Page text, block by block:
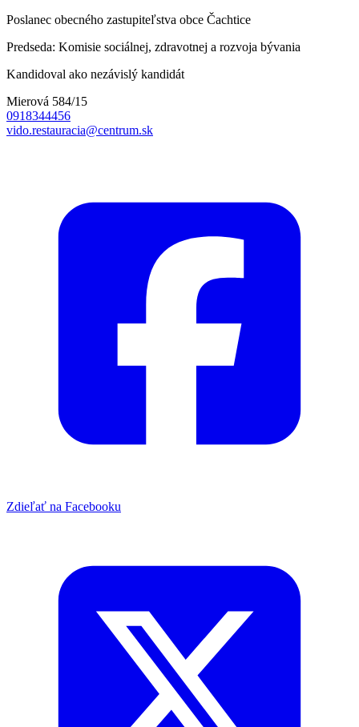
Poslanec obecného zastupiteľstva obce Čachtice
Predseda: Komisie sociálnej, zdravotnej a rozvoja bývania
Kandidoval ako nezávislý kandidát
Mierová 584/15
0918344456
vido.restauracia@centrum.sk
Zdieľať na Facebooku